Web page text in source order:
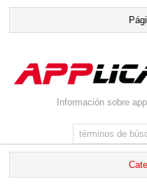
Información sobre